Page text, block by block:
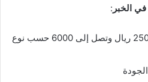
الخبر :
أسعار تنافسية تبدأ من 2500 ريال وتصل إلى 6000 حسب نوع